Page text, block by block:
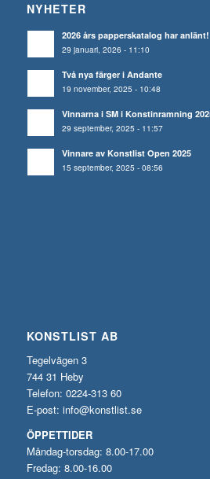
NYHETER
2026 års papperskatalog har anlänt!
29 januari, 2026 - 11:10
Två nya färger i Andante
19 november, 2025 - 10:48
Vinnarna i SM i Konstinramning
29 september, 2025 - 11:57
Vinnare av Konstlist Open 2025
15 september, 2025 - 08:56
KONSTLIST AB
Tegelvägen 3
744 31 Heby
Telefon: 0224-313 60
E-post: info@konstlist.se
ÖPPETTIDER
Måndag-torsdag: 8.00-17.00
Fredag: 8.00-16.00